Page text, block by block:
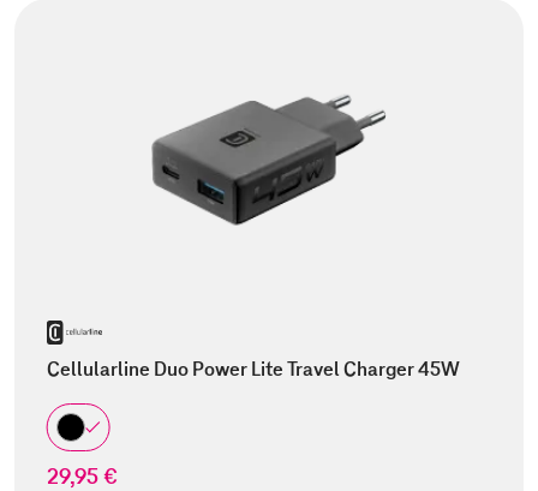
Cellularline Duo Power Lite Travel Charger 45W
29,95 €